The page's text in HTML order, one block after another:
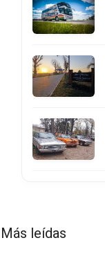
Más leídas